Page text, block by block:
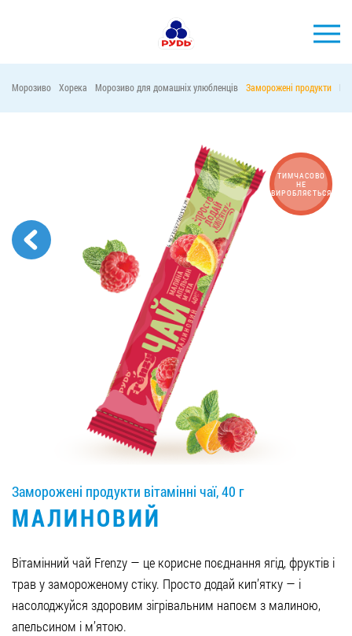
КОМПАНІЯ
СПОЖИВАЧАМ
АКЦІЇ
ПРЕС-ЦЕНТР
ХОРЕКА
Тендерні закупівлі
Контакти
Вакансії
ЗАМОВИТИ ПРОДУКЦІЮ «РУДЬ»:
СТАТИ ПАРТНЕРОМ
0412 42 29 23
Морозиво Хорека Морозиво для домашніх улюбленців Заморожені продукти
ТИМЧАСОВО
НЕ
ВИРОБЛЯЄТЬСЯ
Заморожені продукти вітамінні чаї, 40 г
МАЛИНОВИЙ
Вітамінний чай Frenzy — це корисне поєднання ягід, фруктів і
трав у замороженому стіку. Просто додай кип’ятку — і
насолоджуйся здоровим зігрівальним напоєм з малиною,
апельсином і м’ятою.